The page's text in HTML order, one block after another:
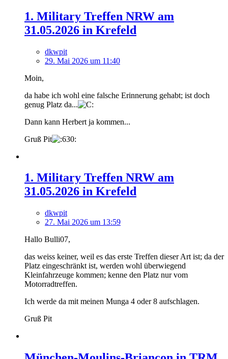
1. Military Treffen NRW am
31.05.2026 in Krefeld
dkwpit
29. Mai 2026 um 11:40
Moin,
da habe ich wohl eine falsche Erinnerung gehabt; ist doch
genug Platz da...
Dann kann Herbert ja kommen...
Gruß Pit
1. Military Treffen NRW am
31.05.2026 in Krefeld
dkwpit
27. Mai 2026 um 13:59
Hallo Bulli07,
das weiss keiner, weil es das erste Treffen dieser Art ist; da der
Platz eingeschränkt ist, werden wohl überwiegend
Kleinfahrzeuge kommen; kenne den Platz nur vom
Motorradtreffen.
Ich werde da mit meinen Munga 4 oder 8 aufschlagen.
Gruß Pit